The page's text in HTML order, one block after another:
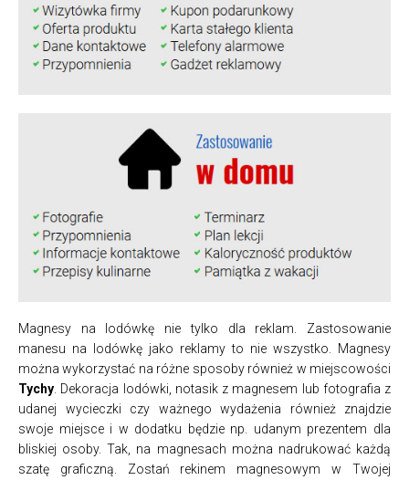
Magnesy na lodówkę nie tylko dla reklam. Zastosowanie
manesu na lodówkę jako reklamy to nie wszystko. Magnesy
można wykorzystać na różne sposoby również w miejscowości
Tychy . Dekoracja lodówki, notasik z magnesem lub fotografia z
udanej wycieczki czy ważnego wydażenia również znajdzie
swoje miejsce i w dodatku będzie np. udanym prezentem dla
bliskiej osoby. Tak, na magnesach można nadrukować każdą
szatę graficzną. Zostań rekinem magnesowym w Twojej